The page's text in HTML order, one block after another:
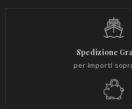
Spedizione
per importi